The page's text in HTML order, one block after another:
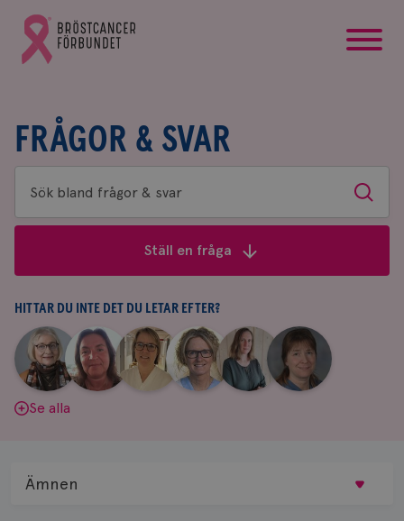
Gå
till
Bröstcancerförbundets
FRÅGOR & SVAR
Sök
bland
&
svar
Sök
Ställ en fråga
HITTAR DU INTE DET DU LETAR EFTER?
Aina
Johnsson
|
Anne
Andersson
Fredrika
Killander
|
Jeanette
Bäcklund
|
Maria
Edegran
|
Yvette
Andersson
Se alla
Ämnen